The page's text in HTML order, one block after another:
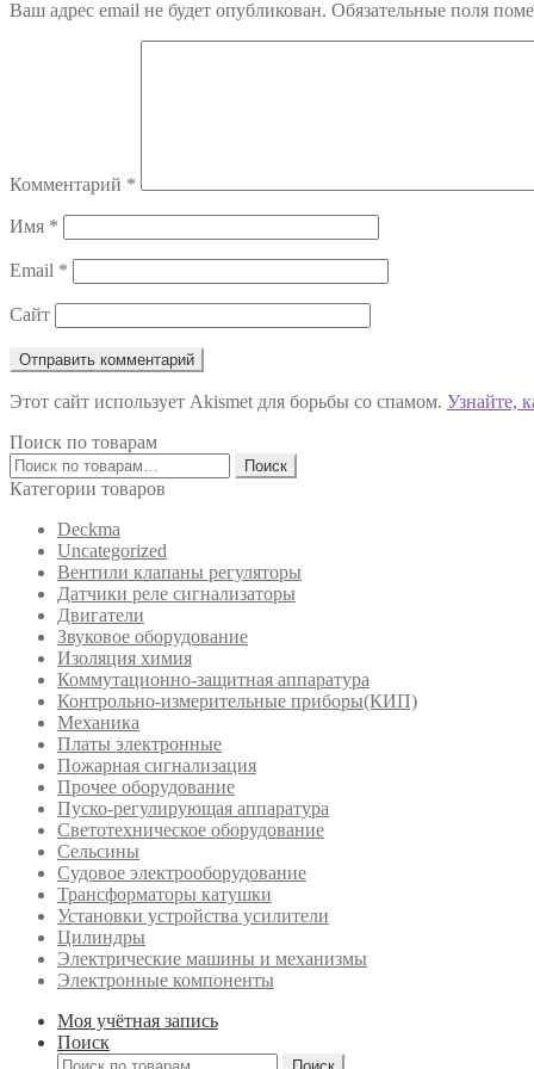
записям
Ваш адрес email не будет опубликован. Обязательные поля
Комментарий *
Имя *
Email *
Сайт
Этот сайт использует Akismet для борьбы со спамом. Узнайте,
Поиск по товарам
Искать:
Поиск
Категории товаров
Deckma
Uncategorized
Вентили клапаны регуляторы
Датчики реле сигнализаторы
Двигатели
Звуковое оборудование
Изоляция химия
Коммутационно-защитная аппаратура
Контрольно-измерительные приборы(КИП)
Механика
Платы электронные
Пожарная сигнализация
Прочее оборудование
Пуско-регулирующая аппаратура
Светотехническое оборудование
Сельсины
Судовое электрооборудование
Трансформаторы катушки
Установки устройства усилители
Цилиндры
Электрические машины и механизмы
Электронные компоненты
Моя учётная запись
Поиск
Искать: